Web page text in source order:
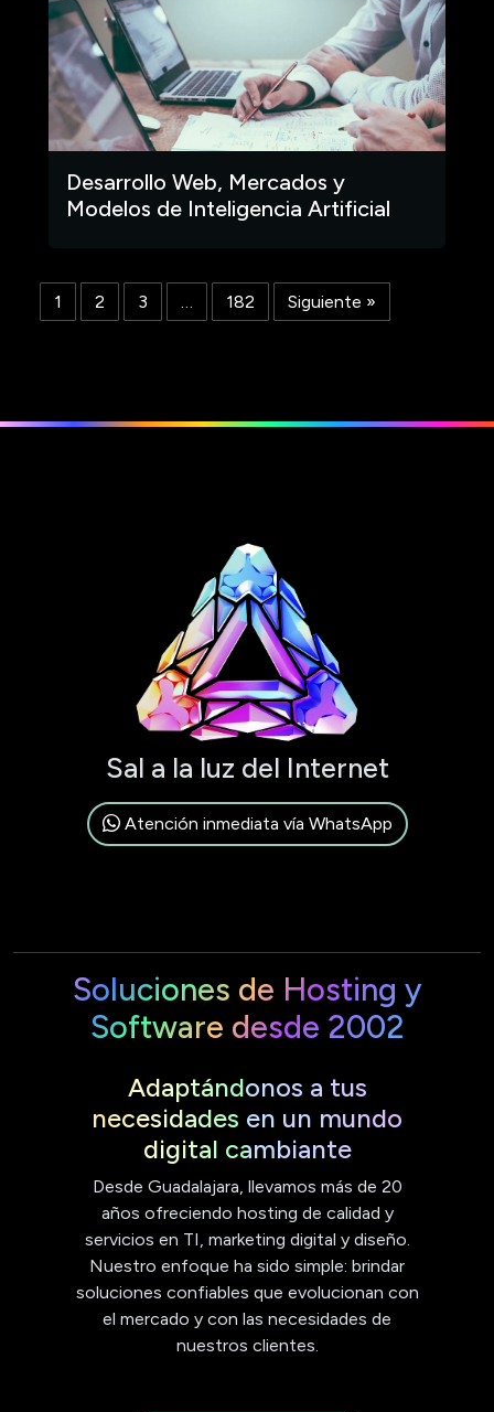
Desarrollo Web, Mercados y
Modelos de Inteligencia Artificial
1 2 3 … 182 Siguiente »
Sal a la luz del Internet
Atención inmediata vía WhatsApp
Soluciones de Hosting y
Software desde 2002
Adaptándonos a tus
necesidades en un mundo
digital cambiante
Desde Guadalajara, llevamos más de 20
años ofreciendo hosting de calidad y
servicios en TI, marketing digital y diseño.
Nuestro enfoque ha sido simple: brindar
soluciones confiables que evolucionan con
el mercado y con las necesidades de
nuestros clientes.